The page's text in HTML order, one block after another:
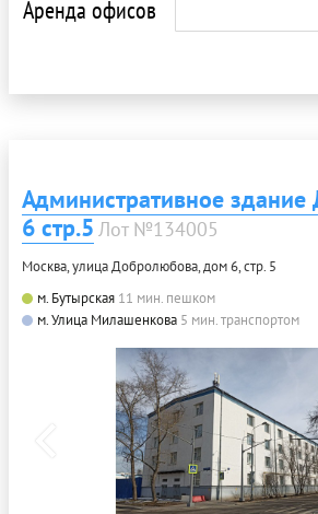
Аренда офисов
Административное
6 стр.5 Лот №134005
Москва, улица Добролюбова, дом 6, стр. 5
м. Бутырская 11 мин. пешком
м. Улица Милашенкова 5 мин. транспортом